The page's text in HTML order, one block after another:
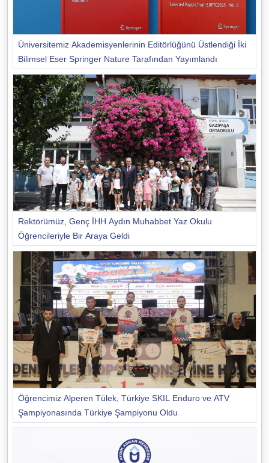
Üniversitemiz Akademisyenlerinin Editörlüğünü Üstlendiği İki
Bilimsel Eser Springer Nature Tarafından Yayımlandı
Rektörümüz, Genç İHH Aydın Muhabbet Yaz Okulu
Öğrencileriyle Bir Araya Geldi
Öğrencimiz Alperen Tülek, Türkiye SKIL Enduro ve ATV
Şampiyonasında Türkiye Şampiyonu Oldu